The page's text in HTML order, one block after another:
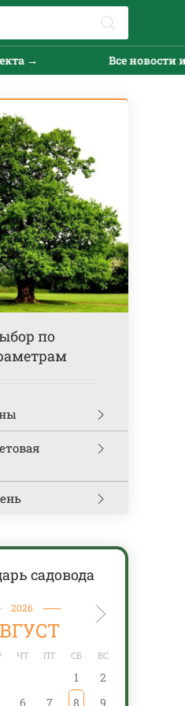
Все новости
по
садовода
2026
ЧТ ПТ СБ ВС
1
2
6 7 8
9